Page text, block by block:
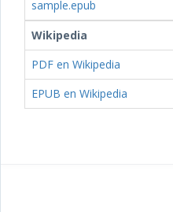
sample.epub
Wikipedia
PDF en Wikipedia
EPUB en Wikipedia